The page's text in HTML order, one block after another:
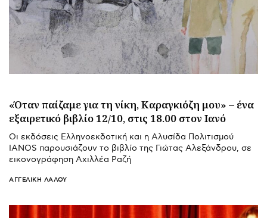
«Όταν παίζαμε για τη νίκη, Καραγκιόζη μου» – ένα
εξαιρετικό βιβλίο 12/10, στις 18.00 στον Ιανό
Οι εκδόσεις Ελληνοεκδοτική και η Αλυσίδα Πολιτισμού
IANOS παρουσιάζουν το βιβλίο της Γιώτας Αλεξάνδρου, σε
εικονογράφηση Αχιλλέα Ραζή
ΑΓΓΕΛΙΚΉ ΛΆΛΟΥ